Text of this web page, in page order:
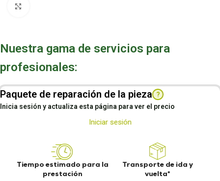
Nuestra gama de servicios para
profesionales:
Paquete de reparación de la pieza ?
Inicia sesión y actualiza esta página para ver el precio
Iniciar sesión
Tiempo estimado para la
prestación
Transporte de ida y
vuelta*